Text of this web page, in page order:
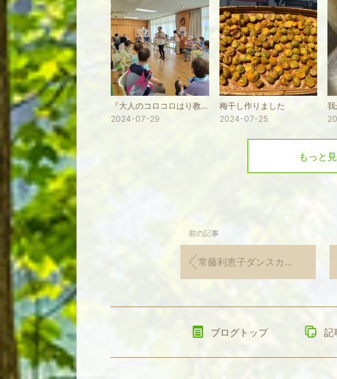
『大人のコロコロはり教室』in高田介護予防センター
2024-07-29
梅干し作りました
2024-07-25
我
もっと
前の記事
常藤利恵子ダンスカンパニー記念公演
ブログトップ 記